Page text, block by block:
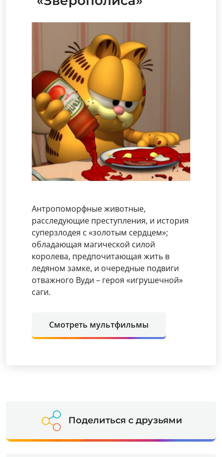
Антропоморфные животные,
расследующие преступления, и история
суперзлодея с «золотым сердцем»;
обладающая магической силой
королева, предпочитающая жить в
ледяном замке, и очередные подвиги
отважного Вуди – героя «игрушечной»
саги.
Смотреть мультфильмы
Поделиться с друзьями